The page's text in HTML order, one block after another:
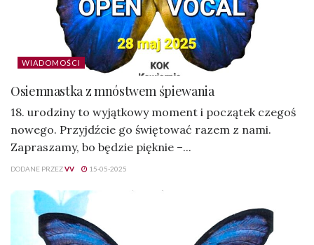
WIADOMOŚCI
Osiemnastka z mnóstwem śpiewania
18. urodziny to wyjątkowy moment i początek czegoś
nowego. Przyjdźcie go świętować razem z nami.
Zapraszamy, bo będzie pięknie –...
DODANE PRZEZVV 15-05-2025